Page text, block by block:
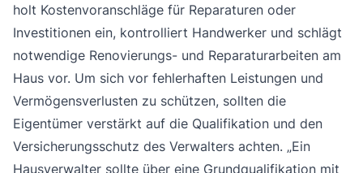
holt Kostenvoranschläge für Reparaturen oder
Investitionen ein, kontrolliert Handwerker und schlägt
notwendige Renovierungs- und Reparaturarbeiten am
Haus vor. Um sich vor fehlerhaften Leistungen und
Vermögensverlusten zu schützen, sollten die
Eigentümer verstärkt auf die Qualifikation und den
Versicherungsschutz des Verwalters achten. „Ein
Hausverwalter sollte über eine Grundqualifikation mit